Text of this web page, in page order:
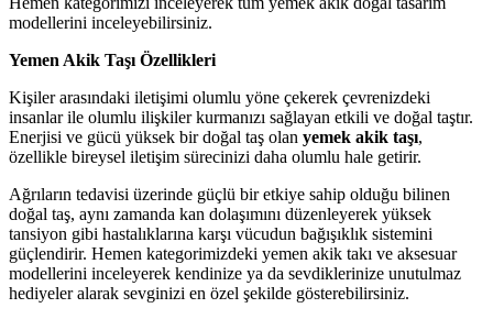
modellerini inceleyebilirsiniz.
Yemen Akik Taşı Özellikleri
Kişiler arasındaki iletişimi olumlu yöne çekerek çevrenizdeki
insanlar ile olumlu ilişkiler kurmanızı sağlayan etkili ve doğal taştır.
Enerjisi ve gücü yüksek bir doğal taş olan yemek akik taşı,
özellikle bireysel iletişim sürecinizi daha olumlu hale getirir.
Ağrıların tedavisi üzerinde güçlü bir etkiye sahip olduğu bilinen
doğal taş, aynı zamanda kan dolaşımını düzenleyerek yüksek
tansiyon gibi hastalıklarına karşı vücudun bağışıklık sistemini
güçlendirir. Hemen kategorimizdeki yemen akik takı ve aksesuar
modellerini inceleyerek kendinize ya da sevdiklerinize unutulmaz
hediyeler alarak sevginizi en özel şekilde gösterebilirsiniz.